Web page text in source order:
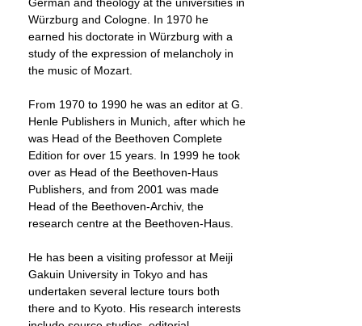
Würzburg and Cologne. In 1970 he
earned his doctorate in Würzburg with a
study of the expression of melancholy in
the music of Mozart.
From 1970 to 1990 he was an editor at G.
Henle Publishers in Munich, after which he
was Head of the Beethoven Complete
Edition for over 15 years. In 1999 he took
over as Head of the Beethoven-Haus
Publishers, and from 2001 was made
Head of the Beethoven-Archiv, the
research centre at the Beethoven-Haus.
He has been a visiting professor at Meiji
Gakuin University in Tokyo and has
undertaken several lecture tours both
there and to Kyoto. His research interests